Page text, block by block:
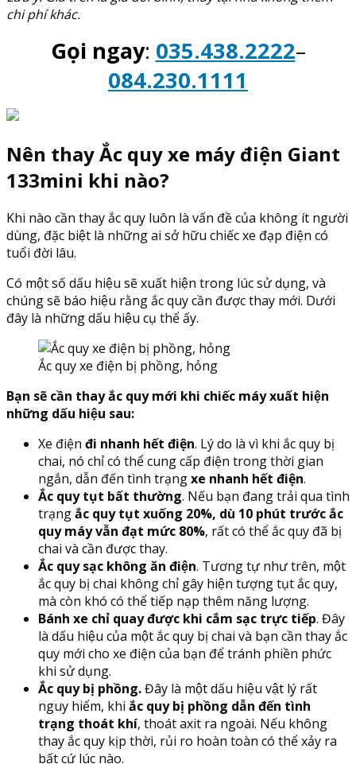
chi phí khác.
Gọi ngay: 035.438.2222–
084.230.1111
Nên thay Ắc quy xe máy điện Giant
133mini khi nào?
Khi nào cần thay ắc quy luôn là vấn đề của không ít người
dùng, đặc biệt là những ai sở hữu chiếc xe đạp điện có
tuổi đời lâu.
Có một số dấu hiệu sẽ xuất hiện trong lúc sử dụng, và
chúng sẽ báo hiệu rằng ắc quy cần được thay mới. Dưới
đây là những dấu hiệu cụ thể ấy.
Ắc quy xe điện bị phồng, hỏng
Bạn sẽ cần thay ắc quy mới khi chiếc máy xuất hiện
những dấu hiệu sau:
Xe điện đi nhanh hết điện. Lý do là vì khi ắc quy bị
chai, nó chỉ có thể cung cấp điện trong thời gian
ngắn, dẫn đến tình trạngxe nhanh hết điện.
Ắc quy tụt bất thường. Nếu bạn đang trải qua tình
trạngắc quy tụt xuống 20%, dù 10 phút trước ắc
quy máy vẫn đạt mức 80%, rất có thể ắc quy đã bị
chai và cần được thay.
Ắc quy sạc không ăn điện. Tương tự như trên, một
ắc quy bị chai không chỉ gây hiện tượng tụt ắc quy,
mà còn khó có thể tiếp nạp thêm năng lượng.
Bánh xe chỉ quay được khi cắm sạc trực tiếp. Đây
là dấu hiệu của một ắc quy bị chai và bạn cần thay ắc
quy mới cho xe điện của bạn để tránh phiền phức
khi sử dụng.
Ắc quy bị phồng.Đây là một dấu hiệu vật lý rất
nguy hiểm, khi ắc quy bị phồng dẫn đến tình
trạng thoát khí, thoát axit ra ngoài. Nếu không
thay ắc quy kịp thời, rủi ro hoàn toàn có thể xảy ra
bất cứ lúc nào.